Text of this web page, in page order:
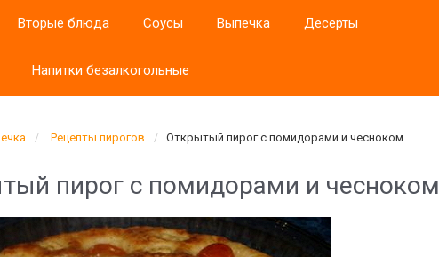
Вторые блюда Соусы Выпечка Десерты
Напитки безалкогольные
Рецепты пирогов Открытый пирог с помидорами и чесноком
пирог с помидорами и чесноком